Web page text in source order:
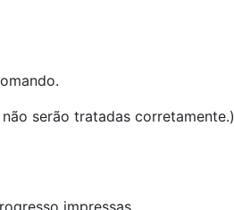
serão tratadas corretamente.)
impressas.